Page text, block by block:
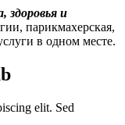
здоровья и
парикмахерская,
в одном месте.
elit. Sed